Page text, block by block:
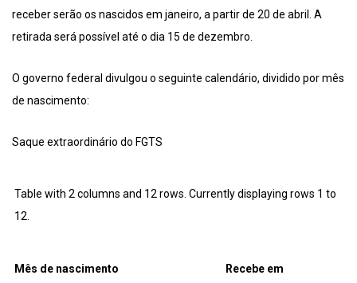
receber serão os nascidos em janeiro, a partir de 20 de abril. A
retirada será possível até o dia 15 de dezembro.
O governo federal divulgou o seguinte calendário, dividido por mês
de nascimento:
Saque extraordinário do FGTS
Table with 2 columns and 12 rows. Currently displaying rows 1 to
12.
Mês de nascimento Recebe em